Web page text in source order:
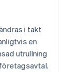
i takt
en
utrullning